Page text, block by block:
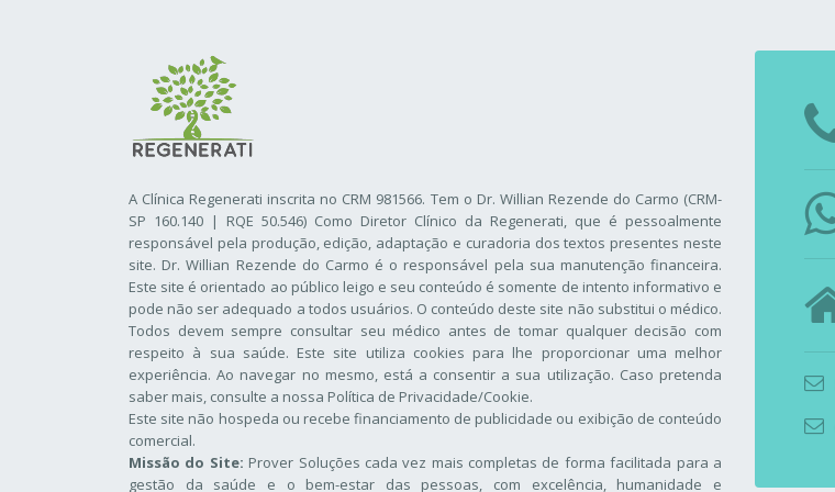
A Clínica Regenerati inscrita no CRM 981566. Tem o Dr. Willian Rezende do Carmo (CRM-
SP 160.140 | RQE 50.546) Como Diretor Clínico da Regenerati, que é pessoalmente
responsável pela produção, edição, adaptação e curadoria dos textos presentes neste
site. Dr. Willian Rezende do Carmo é o responsável pela sua manutenção financeira.
Este site é orientado ao público leigo e seu conteúdo é somente de intento informativo e
pode não ser adequado a todos usuários. O conteúdo deste site não substitui o médico.
Todos devem sempre consultar seu médico antes de tomar qualquer decisão com
respeito à sua saúde. Este site utiliza cookies para lhe proporcionar uma melhor
experiência. Ao navegar no mesmo, está a consentir a sua utilização. Caso pretenda
saber mais, consulte a nossa Política de Privacidade/Cookie.
Este site não hospeda ou recebe financiamento de publicidade ou exibição de conteúdo
comercial.
Missão do Site: Prover Soluções cada vez mais completas de forma facilitada para a
gestão da saúde e o bem-estar das pessoas, com excelência, humanidade e